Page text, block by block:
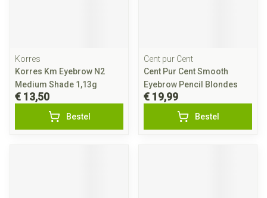
Korres
Korres Km Eyebrow N2
Medium Shade 1,13g
€ 13,50
Bestel
Cent pur Cent
Cent Pur Cent Smooth
Eyebrow Pencil Blondes
€ 19,99
Bestel